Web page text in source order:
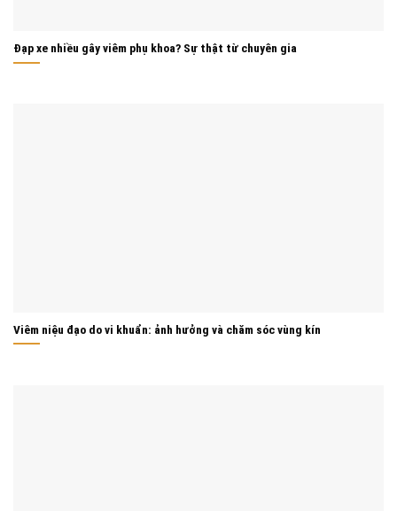
Đạp xe nhiều gây viêm phụ khoa? Sự thật từ chuyên gia
Viêm niệu đạo do vi khuẩn: ảnh hưởng và chăm sóc vùng kín